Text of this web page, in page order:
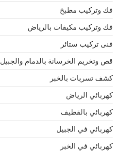
فك وتركيب مطبخ
فك وتركيب مكيفات بالرياض
فنى تركيب ستائر
قص وتخريم الخرسانة بالدمام والجبيل
كشف تسربات بالخبر
كهربائي الرياض
كهربائي بالقطيف
كهربائي في الجبيل
كهربائي في الخبر